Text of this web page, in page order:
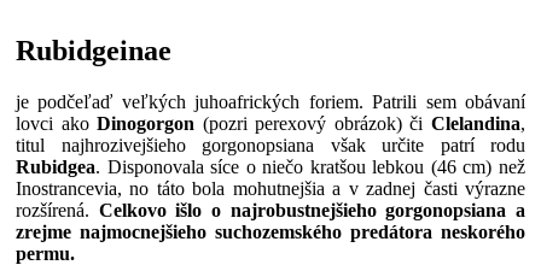
Rubidgeinae
je podčeľaď veľkých juhoafrických foriem. Patrili sem obávaní
lovci akoDinogorgon (pozri perexový obrázok) čiClelandina,
titul najhrozivejšieho gorgonopsiana však určite patrí rodu
Rubidgea. Disponovala síce o niečo kratšou lebkou (46 cm) než
Inostrancevia, no táto bola mohutnejšia a v zadnej časti výrazne
rozšírená. Celkovo išlo o najrobustnejšieho gorgonopsiana a
zrejme najmocnejšieho suchozemského predátora neskorého
permu.